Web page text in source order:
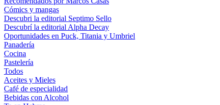
Cómics y mangas
Descubri la editorial Septimo Sello
Descubrí la editorial Alpha Decay
Oportunidades en Puck, Titania y Umbriel
Panadería
Cocina
Pastelería
Todos
Aceites y Mieles
Café de especialidad
Bebidas con Alcohol